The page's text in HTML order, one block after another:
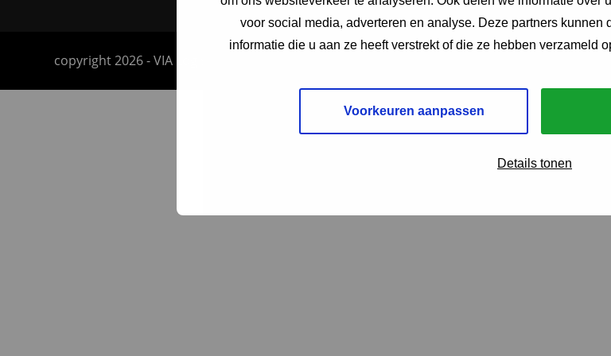
voor social media, adverteren en analyse. Deze partners kunnen
informatie die u aan ze heeft verstrekt of die ze hebben verzameld
Voorkeuren aanpassen
Details tonen
Ga
naar
copyright 2026 -VIA Logistics Professionals